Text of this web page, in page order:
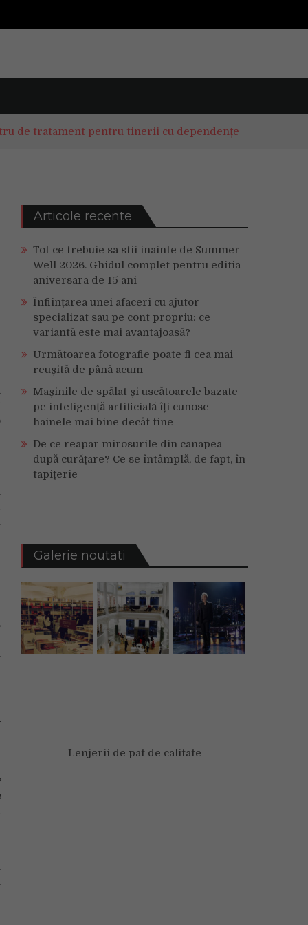
de tratament pentru tinerii cu dependențe
Articole recente
Tot ce trebuie sa stii inainte de Summer
Well 2026. Ghidul complet pentru editia
aniversara de 15 ani
Înființarea unei afaceri cu ajutor
specializat sau pe cont propriu: ce
variantă este mai avantajoasă?
Următoarea fotografie poate fi cea mai
reușită de până acum
Mașinile de spălat și uscătoarele bazate
pe inteligență artificială îți cunosc
hainele mai bine decât tine
De ce reapar mirosurile din canapea
după curățare? Ce se întâmplă, de fapt, în
tapițerie
Galerie noutati
Lenjerii de pat de calitate